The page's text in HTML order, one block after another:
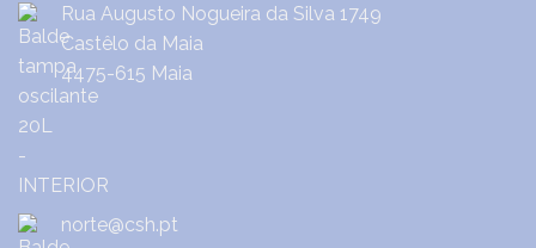
Rua Augusto Nogueira da Silva 1749
Castêlo da Maia
4475-615 Maia
norte@csh.pt